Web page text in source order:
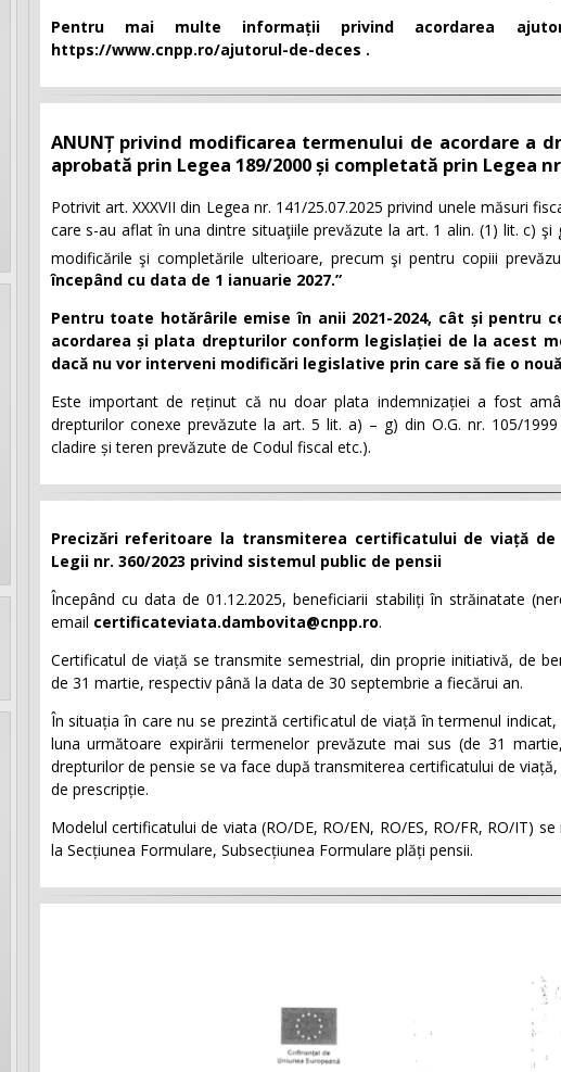
Pentru mai multe informații privind acordarea
https://www.cnpp.ro/ajutorul-de-deces .
ANUNȚ privind modificarea termenului de acordare a
aprobată prin Legea 189/2000 și completată prin Legea
Potrivit art. XXXVII din Legea nr. 141/25.07.2025 privind unele măsuri
care s-au aflat în una dintre situaţiile prevăzute la art. 1 alin. (1) lit. c) şi
modificările şi completările ulterioare, precum şi pentru copiii
începând cu data de 1 ianuarie 2027.”
Pentru toate hotărârile emise în anii 2021-2024, cât și pentru
acordarea și plata drepturilor conform legislației de la acest
dacă nu vor interveni modificări legislative prin care să fie o
Este important de reținut că nu doar plata indemnizației a fost
drepturilor conexe prevăzute la art. 5 lit. a) – g) din O.G. nr. 105/
cladire și teren prevăzute de Codul fiscal etc.).
Precizări referitoare la transmiterea certificatului de viață
Legii nr. 360/2023 privind sistemul public de pensii
Începând cu data de 01.12.2025, beneficiarii stabiliți în străinatate
email certificateviata.dambovita@cnpp.ro.
Certificatul de viață se transmite semestrial, din proprie initiativă, de
de 31 martie, respectiv până la data de 30 septembrie a fiecărui an.
În situația în care nu se prezintă certificatul de viață în termenul
luna următoare expirării termenelor prevăzute mai sus (de 31
drepturilor de pensie se va face după transmiterea certificatului de
de prescripție.
Modelul certificatului de viata (RO/DE, RO/EN, RO/ES, RO/FR, RO/IT)
la Secțiunea Formulare, Subsecțiunea Formulare plăți pensii.